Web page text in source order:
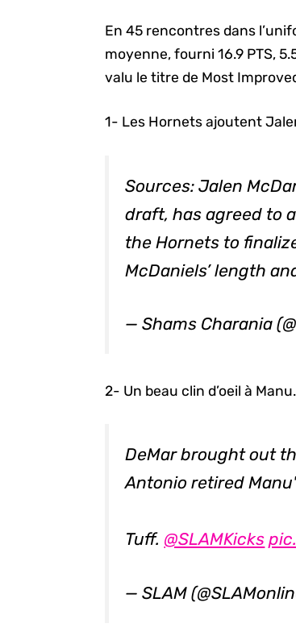
En 45 rencontres dans
moyenne, fourni 16.9 PTS,
valu le titre de Most
1- Les Hornets ajoutent
Sources: Jalen
draft, has agreed to
the Hornets to
McDaniels’ length
— Shams Charania
2- Un beau clin d’oeil à Manu.
DeMar brought out
Antonio retired
Tuff. @SLAMKicks
— SLAM